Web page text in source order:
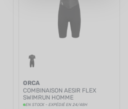
ORCA
COMBINAISON AESIR FLEX
SWIMRUN HOMME
EN STOCK - EXPÉDIÉ EN 24/48H